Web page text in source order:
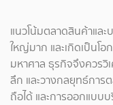
แนวโน้มตลาดสินค้าแล
ใหญ่มาก และเกิดเป็นโ
มหาศาล ธุรกิจจึงควรวิ
ลึก และวางกลยุทธ์การ
ถือได้ และการออกแบบ